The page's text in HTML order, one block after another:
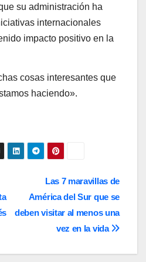
su administración ha
internacionales
impacto positivo en la
cosas interesantes que
haciendo».
Las 7 maravillas de
América del Sur que se
deben visitar al menos una
vez en la vida